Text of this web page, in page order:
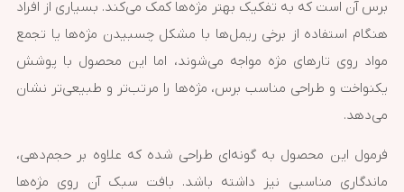
برس آن است که به تفکیک بهتر مژه‌ها کمک می‌کند. بسیاری از افراد
هنگام استفاده از برخی ریمل‌ها با مشکل چسبیدن مژه‌ها یا تجمع
مواد روی تارهای مژه مواجه می‌شوند، اما این محصول با پوشش
یکنواخت و طراحی مناسب برس، مژه‌ها را مرتب‌تر و طبیعی‌تر نشان
می‌دهد.
فرمول این محصول به گونه‌ای طراحی شده که علاوه بر حجم‌دهی،
ماندگاری مناسبی نیز داشته باشد. بافت سبک آن روی مژه‌ها